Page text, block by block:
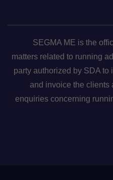
SEGMA ME is the
matters related to running
party authorized by SDA
and invoice the clients
enquiries concerning